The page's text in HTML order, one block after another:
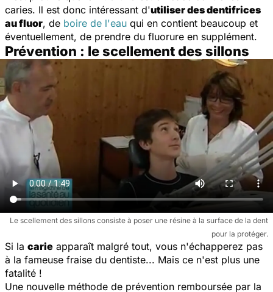
caries. Il est donc intéressant d'utiliser des dentifrices
au fluor, de boire de l'eau qui en contient beaucoup et
éventuellement, de prendre du fluorure en supplément.
Prévention : le scellement des sillons
Le scellement des sillons consiste à poser une résine à la surface de la dent
pour la protéger.
Si la carie apparaît malgré tout, vous n'échapperez pas
à la fameuse fraise du dentiste... Mais ce n'est plus une
fatalité !
Une nouvelle méthode de prévention remboursée par la